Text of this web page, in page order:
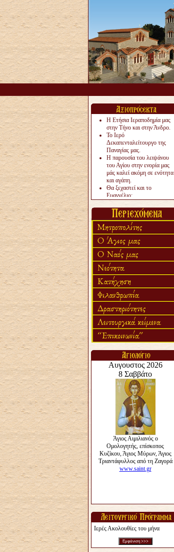
Η Ετήσια Ιεραποδημία μας
στην Τήνο και στην Άνδρο.
Το Ιερό
Δεκαπενταλείτουργο της
Παναγίας μας.
Η παρουσία του λειψάνου
του Αγίου στην ενορία μας
μάς καλεί ακόμη σε ενότητα
και αγάπη.
Θα ξεχαστεί και το
Ευαγγέλιο;
«πολύ αργά».
Ζητείται....
Ιερές Ακολουθίες του μήνα